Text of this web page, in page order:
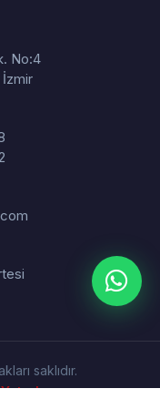
No:4
saklıdır.